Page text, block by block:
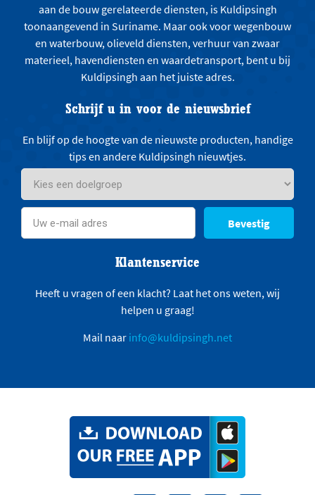
aan de bouw gerelateerde diensten, is Kuldipsingh
toonaangevend in Suriname. Maar ook voor wegenbouw
en waterbouw, olieveld diensten, verhuur van zwaar
materieel, havendiensten en waardetransport, bent u bij
Kuldipsingh aan het juiste adres.
Schrijf u in voor de nieuwsbrief
En blijf op de hoogte van de nieuwste producten, handige
tips en andere Kuldipsingh nieuwtjes.
Bevestig
Klantenservice
Heeft u vragen of een klacht? Laat het ons weten, wij
helpen u graag!
Mail naar info@kuldipsingh.net